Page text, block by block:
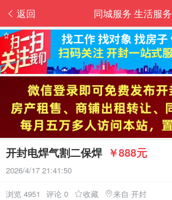
返回 同城服务 生活服务
开封电焊气割二保焊 ￥888元
2026/4/17 21:41:50
浏览 4951 评论 0 收藏 来自 开封